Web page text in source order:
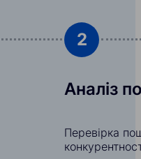
2
Аналіз
Перевірка